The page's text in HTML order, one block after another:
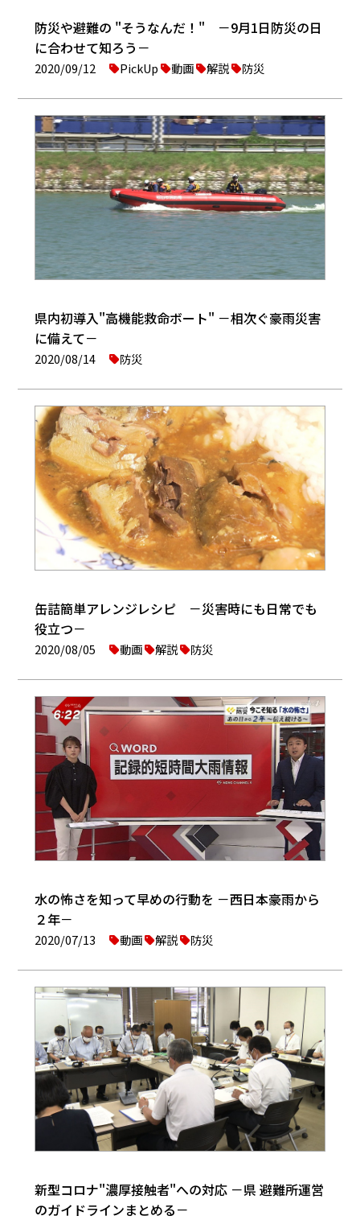
防災や避難の "そうなんだ！" －9月1日防災の日
に合わせて知ろう－
2020/09/12 PickUp 動画 解説 防災
県内初導入"高機能救命ボート" －相次ぐ豪雨災害
に備えて－
2020/08/14 防災
缶詰簡単アレンジレシピ －災害時にも日常でも
役立つ－
2020/08/05 動画 解説 防災
水の怖さを知って早めの行動を －西日本豪雨から
２年－
2020/07/13 動画 解説 防災
新型コロナ"濃厚接触者"への対応 －県 避難所運営
のガイドラインまとめる－